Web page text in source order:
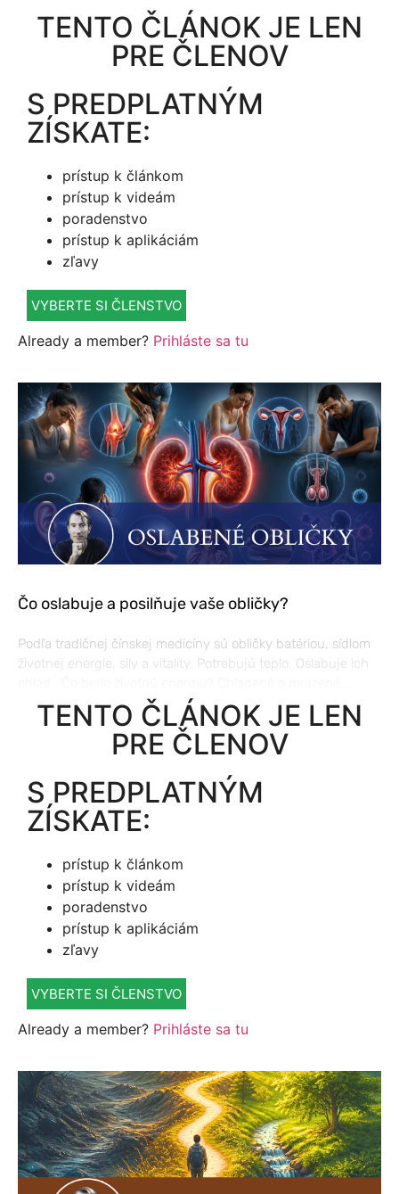
TENTO ČLÁNOK JE LEN
PRE ČLENOV
S PREDPLATNÝM
ZÍSKATE:
prístup k článkom
prístup k videám
poradenstvo
prístup k aplikáciám
zľavy
VYBERTE SI ČLENSTVO
Already a member? Prihláste sa tu
Čo oslabuje a posilňuje vaše obličky?
Podľa tradičnej čínskej medicíny sú obličky batériou, sídlom
životnej energie, sily a vitality. Potrebujú teplo. Oslabuje ich
TENTO ČLÁNOK JE LEN
PRE ČLENOV
S PREDPLATNÝM
ZÍSKATE:
prístup k článkom
prístup k videám
poradenstvo
prístup k aplikáciám
zľavy
VYBERTE SI ČLENSTVO
Already a member? Prihláste sa tu